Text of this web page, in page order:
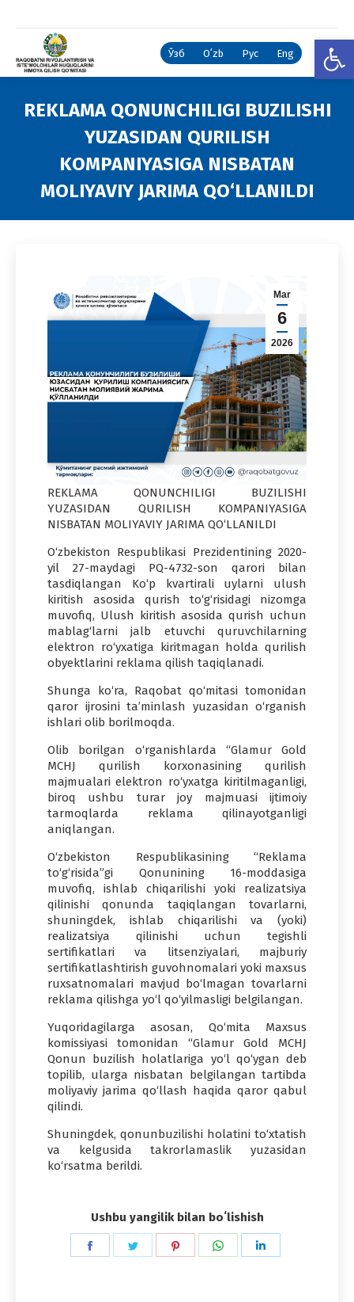
Ўзб Oʻzb Рус Eng
REKLAMA QONUNCHILIGI BUZILISHI
YUZASIDAN QURILISH
KOMPANIYASIGA NISBATAN
MOLIYAVIY JARIMA QO‘LLANILDI
Mar
6
2026
REKLAMA QONUNCHILIGI BUZILISHI
YUZASIDAN QURILISH KOMPANIYASIGA
NISBATAN MOLIYAVIY JARIMA QO‘LLANILDI
O‘zbekiston Respublikasi Prezidentining 2020-
yil 27-maydagi PQ-4732-son qarori bilan
tasdiqlangan Ko‘p kvartirali uylarni ulush
kiritish asosida qurish to‘g‘risidagi nizomga
muvofiq, Ulush kiritish asosida qurish uchun
mablag‘larni jalb etuvchi quruvchilarning
elektron ro‘yxatiga kiritmagan holda qurilish
obyektlarini reklama qilish taqiqlanadi.
Shunga ko‘ra, Raqobat qo‘mitasi tomonidan
qaror ijrosini ta’minlash yuzasidan o‘rganish
ishlari olib borilmoqda.
Olib borilgan o‘rganishlarda “Glamur Gold
MCHJ qurilish korxonasining qurilish
majmualari elektron ro‘yxatga kiritilmaganligi,
biroq ushbu turar joy majmuasi ijtimoiy
tarmoqlarda reklama qilinayotganligi
aniqlangan.
O‘zbekiston Respublikasining “Reklama
to‘g‘risida”gi Qonunining 16-moddasiga
muvofiq, ishlab chiqarilishi yoki realizatsiya
qilinishi qonunda taqiqlangan tovarlarni,
shuningdek, ishlab chiqarilishi va (yoki)
realizatsiya qilinishi uchun tegishli
sertifikatlari va litsenziyalari, majburiy
sertifikatlashtirish guvohnomalari yoki maxsus
ruxsatnomalari mavjud bo‘lmagan tovarlarni
reklama qilishga yo‘l qo‘yilmasligi belgilangan.
Yuqoridagilarga asosan, Qo‘mita Maxsus
komissiyasi tomonidan “Glamur Gold MCHJ
Qonun buzilish holatlariga yo‘l qo‘ygan deb
topilib, ularga nisbatan belgilangan tartibda
moliyaviy jarima qo‘llash haqida qaror qabul
qilindi.
Shuningdek, qonunbuzilishi holatini to‘xtatish
va kelgusida takrorlamaslik yuzasidan
ko‘rsatma berildi.
Ushbu yangilik bilan boʻlishish
Share
Share
Share
Share